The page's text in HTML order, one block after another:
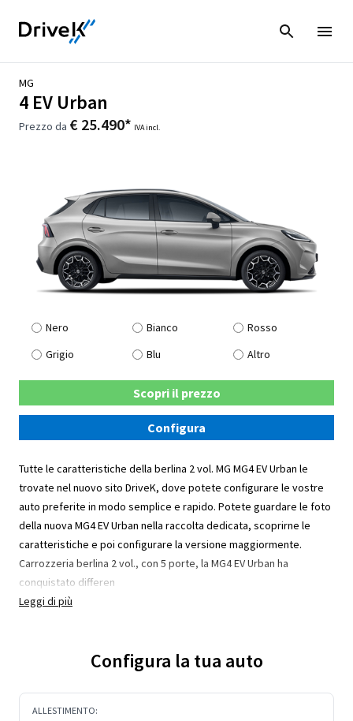
MG
4 EV Urban
Prezzo da € 25.490* IVA incl.
Nero Bianco
Rosso
Grigio
Blu Altro
Scopri il prezzo
Configura
Tutte le caratteristiche della berlina 2 vol. MG MG4 EV Urban le
trovate nel nuovo sito DriveK, dove potete configurare le vostre
auto preferite in modo semplice e rapido. Potete guardare le foto
della nuova MG4 EV Urban nella raccolta dedicata, scoprirne le
caratteristiche e poi configurare la versione maggiormente.
Carrozzeria berlina 2 vol., con 5 porte, la MG4 EV Urban ha
conquistato differen
Leggi di più
Configura la tua auto
ALLESTIMENTO: